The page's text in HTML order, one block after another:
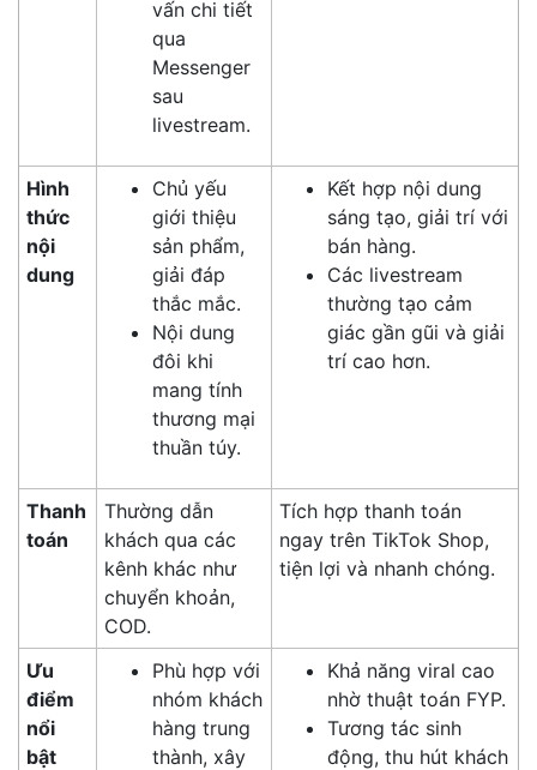
vấn chi tiết
qua
Messenger
sau
livestream.
Hình
thức
nội
dung
Chủ yếu
giới thiệu
sản phẩm,
giải đáp
thắc mắc.
Nội dung
đôi khi
mang tính
thương mại
thuần túy.
Kết hợp nội dung
sáng tạo, giải trí với
bán hàng.
Các livestream
thường tạo cảm
giác gần gũi và giải
trí cao hơn.
Thanh
toán
Thường dẫn
khách qua các
kênh khác như
chuyển khoản,
COD.
Tích hợp thanh toán
ngay trên TikTok Shop,
tiện lợi và nhanh chóng.
Ưu
điểm
nổi
bật
Phù hợp với
nhóm khách
hàng trung
thành, xây
Khả năng viral cao
nhờ thuật toán FYP.
Tương tác sinh
động, thu hút khách